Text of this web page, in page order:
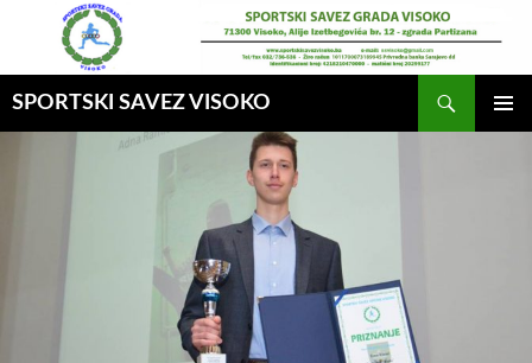
SPORTSKI SAVEZ VISOKO